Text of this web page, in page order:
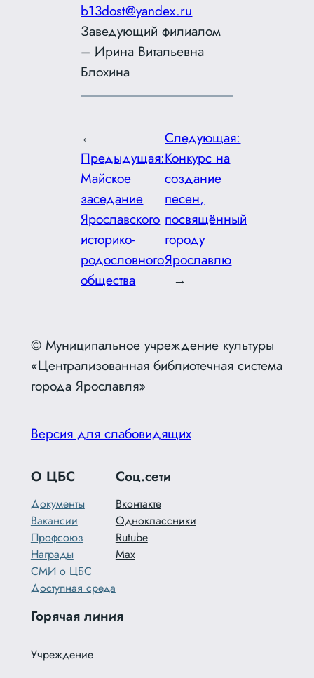
b13dost@yandex.ru
Заведующий филиалом
– Ирина Витальевна
Блохина
←
Предыдущая:
Майское
заседание
Ярославского
историко-
родословного
общества
Следующая:
Конкурс на
создание
песен,
посвящённый
городу
Ярославлю
→
© Муниципальное учреждение культуры
«Централизованная библиотечная система
города Ярославля»
Версия для слабовидящих
О ЦБС
Документы
Вакансии
Профсоюз
Награды
СМИ о ЦБС
Доступная среда
Соц.сети
Вконтакте
Одноклассники
Rutube
Max
Горячая линия
Учреждение